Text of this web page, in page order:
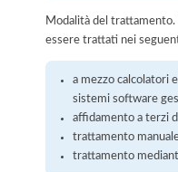
Modalità del
essere trattati nei
a mezzo calcolatori
sistemi software
affidamento a terzi
trattamento
trattamento